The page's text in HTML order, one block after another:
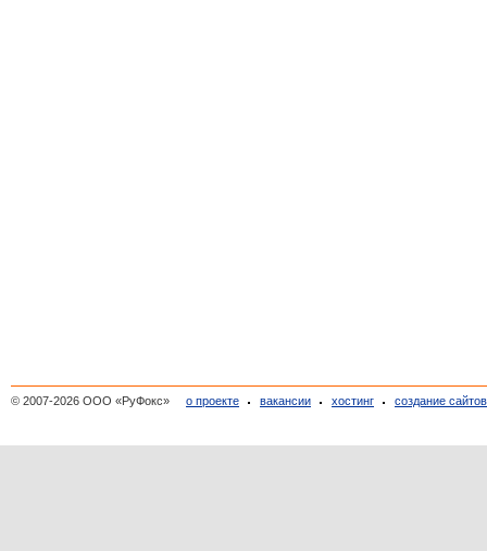
© 2007-2026 ООО «РуФокс» о проекте вакансии хостинг создание сайтов